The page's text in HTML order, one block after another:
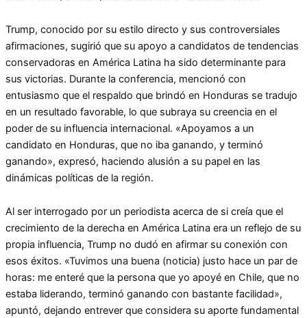
Trump, conocido por su estilo directo y sus controversiales
afirmaciones, sugirió que su apoyo a candidatos de tendencias
conservadoras en América Latina ha sido determinante para
sus victorias. Durante la conferencia, mencionó con
entusiasmo que el respaldo que brindó en Honduras se tradujo
en un resultado favorable, lo que subraya su creencia en el
poder de su influencia internacional. «Apoyamos a un
candidato en Honduras, que no iba ganando, y terminó
ganando», expresó, haciendo alusión a su papel en las
dinámicas políticas de la región.
Al ser interrogado por un periodista acerca de si creía que el
crecimiento de la derecha en América Latina era un reflejo de su
propia influencia, Trump no dudó en afirmar su conexión con
esos éxitos. «Tuvimos una buena (noticia) justo hace un par de
horas: me enteré que la persona que yo apoyé en Chile, que no
estaba liderando, terminó ganando con bastante facilidad»,
apuntó, dejando entrever que considera su aporte fundamental